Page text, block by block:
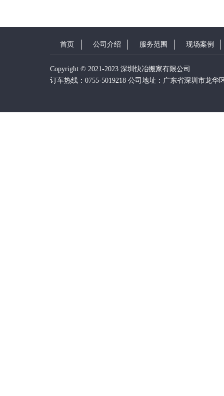
首页 公司介绍 服务范围 现场案例
Copyright © 2021-2023 深圳快冶搬家有限公司
订车热线：0755-5019218 公司地址：广东省深圳市龙华